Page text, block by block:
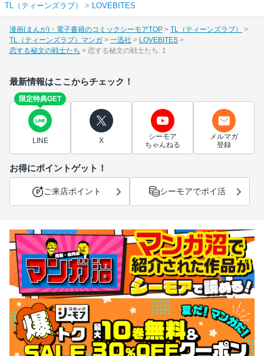
TL（ティーンズラブ）
> LOVEBITES
漫画(まんが)・電子書籍のコミックシーモアTOP
TL（ティーンズラブ）
TL（ティーンズラブ）マンガ
一迅社
LOVEBITES
恋する秘文の戦士たち
恋する秘文の戦士たち: 1
最新情報はここからチェック！
限定特典GET
LINE X
シーモア
ちゃんねる
メルマガ
登録
お得にポイントゲット！
ご来店ポイント シーモアでポイ活